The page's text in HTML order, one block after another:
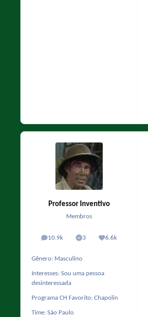
Professor Inventivo
Membros
10.9k
posts 3
Solutions6.6k
Reputação
Gênero: Masculino
Interesses: Sou uma pessoa
desinteressada
Programa CH Favorito: Chapolin
Time: São Paulo